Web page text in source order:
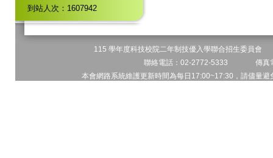
到站人次：1607942
115 學年度科技校院二年制技優入學聯合招生委員
聯絡電話：02-2772-5333 傳
本會網路系統維護更新時間為每日17:00~17:30，請儘量